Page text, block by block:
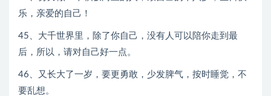
乐，亲爱的自己！
45、大千世界里，除了你自己，没有人可以陪你走到最
后，所以，请对自己好一点。
46、又长大了一岁，要更勇敢，少发脾气，按时睡觉，不
要乱想。